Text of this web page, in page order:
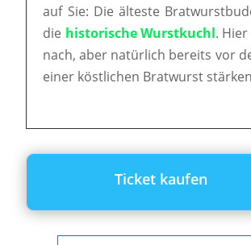
auf Sie: Die älteste
die historische Wurstkuchl.
nach, aber natürlich bereits vor
einer köstlichen Bratwurst
Ticket kaufen